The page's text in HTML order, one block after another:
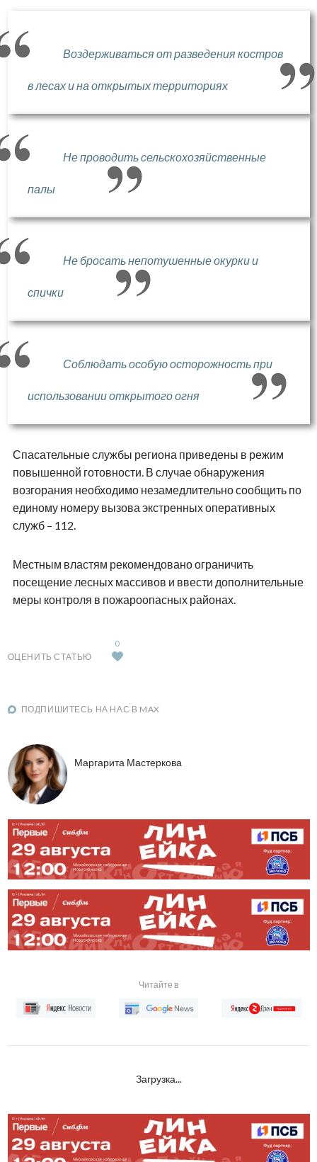
Воздерживаться от разведения костров
в лесах и на открытых территориях
Не проводить сельскохозяйственные
палы
Не бросать непотушенные окурки и
спички
Соблюдать особую осторожность при
использовании открытого огня
Спасательные службы региона приведены в режим
повышенной готовности. В случае обнаружения
возгорания необходимо незамедлительно сообщить по
единому номеру вызова экстренных оперативных
служб – 112.
Местным властям рекомендовано ограничить
посещение лесных массивов и ввести дополнительные
меры контроля в пожароопасных районах.
ОЦЕНИТЬ СТАТЬЮ
0
ПОДПИШИТЕСЬ НА НАС В MAX
Маргарита Мастеркова
Читайте в
Загрузка...